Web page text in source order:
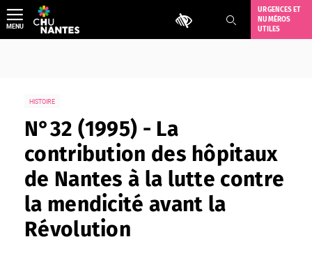
Aller
au
contenu
Outils d'accessibilité
URGENCES ET
NUMÉROS
UTILES
MENU
HISTOIRE
N°32 (1995) - La
contribution des hôpitaux
de Nantes à la lutte contre
la mendicité avant la
Révolution